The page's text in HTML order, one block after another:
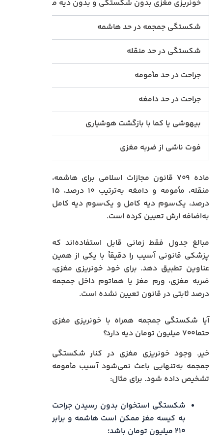
خونریزی مغزی بدون شکستگی و بدون دیه مقدر
شکستگی جمجمه در حد هاشمه
شکستگی در حد منقله
جراحت در حد مأمومه
جراحت در حد دامغه
بیهوشی یا کما با بازگشت هوشیاری
فوت ناشی از ضربه مغزی
ماده ۷۰۹ قانون مجازات اسلامی برای هاشمه،
منقله، مأمومه و دامغه به‌ترتیب ۱۰ درصد، ۱۵
درصد، یک‌سوم دیه کامل و یک‌سوم دیه کامل
به‌اضافه ارش تعیین کرده است.
مبالغ جدول فقط زمانی قابل استفاده‌اند که
پزشکی قانونی آسیب را دقیقاً با یکی از همین
عناوین تطبیق دهد. برای خود خونریزی مغزی،
ضربه مغزی، ورم مغز یا هماتوم داخل جمجمه
درصد ثابتی در قانون تعیین نشده است.
آیا شکستگی جمجمه همراه با خونریزی مغزی
حتما۷۰۰ میلیون تومان دیه دارد؟
خیر. وجود خونریزی مغزی در کنار شکستگی
جمجمه به‌تنهایی باعث نمی‌شود آسیب مأمومه
تشخیص داده شود. برای مثال:
شکستگی استخوان بدون رسیدن جراحت
به کیسه مغز ممکن است هاشمه و برابر
۲۱۰ میلیون تومان باشد؛